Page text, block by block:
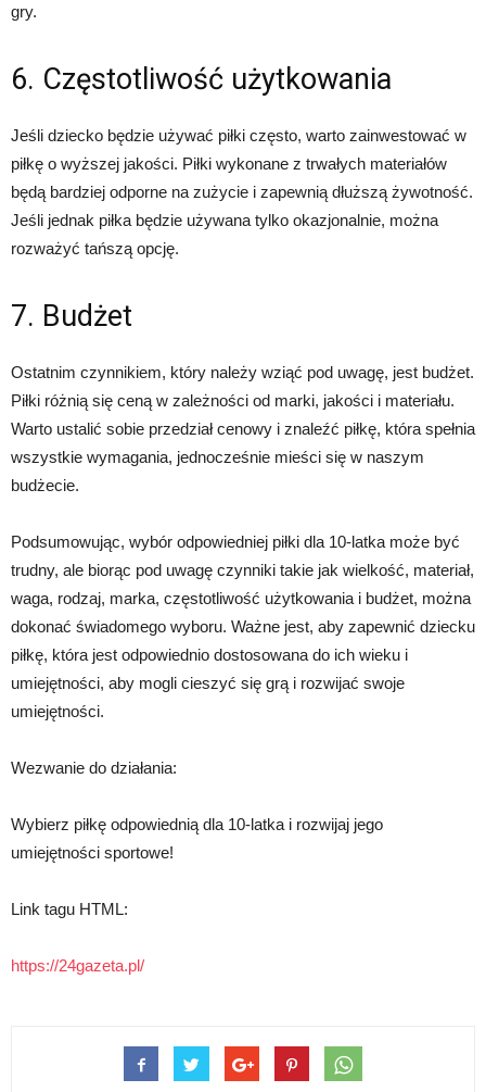
gry.
6. Częstotliwość użytkowania
Jeśli dziecko będzie używać piłki często, warto zainwestować w
piłkę o wyższej jakości. Piłki wykonane z trwałych materiałów
będą bardziej odporne na zużycie i zapewnią dłuższą żywotność.
Jeśli jednak piłka będzie używana tylko okazjonalnie, można
rozważyć tańszą opcję.
7. Budżet
Ostatnim czynnikiem, który należy wziąć pod uwagę, jest budżet.
Piłki różnią się ceną w zależności od marki, jakości i materiału.
Warto ustalić sobie przedział cenowy i znaleźć piłkę, która spełnia
wszystkie wymagania, jednocześnie mieści się w naszym
budżecie.
Podsumowując, wybór odpowiedniej piłki dla 10-latka może być
trudny, ale biorąc pod uwagę czynniki takie jak wielkość, materiał,
waga, rodzaj, marka, częstotliwość użytkowania i budżet, można
dokonać świadomego wyboru. Ważne jest, aby zapewnić dziecku
piłkę, która jest odpowiednio dostosowana do ich wieku i
umiejętności, aby mogli cieszyć się grą i rozwijać swoje
umiejętności.
Wezwanie do działania:
Wybierz piłkę odpowiednią dla 10-latka i rozwijaj jego
umiejętności sportowe!
Link tagu HTML:
https://24gazeta.pl/